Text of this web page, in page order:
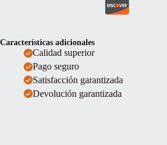
Características adicionales
Calidad superior
Pago seguro
Satisfacción garantizada
Devolución garantizada